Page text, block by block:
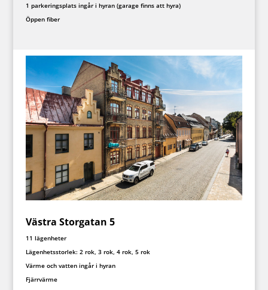
1 parkeringsplats ingår i hyran (garage finns att hyra)
Öppen fiber
Västra Storgatan 5
11 lägenheter
Lägenhetsstorlek: 2 rok, 3 rok, 4 rok, 5 rok
Värme och vatten ingår i hyran
Fjärrvärme